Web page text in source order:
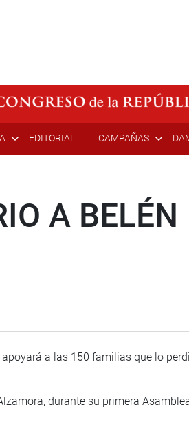
EDITORIAL CAMPAÑAS
A BELÉN
a las 150 familias que lo
durante su primera